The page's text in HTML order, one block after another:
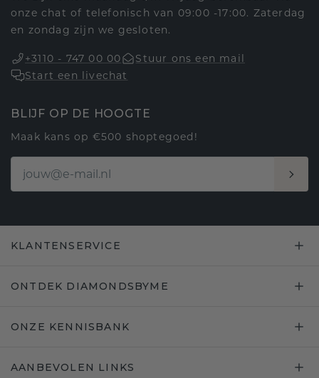
onze chat of telefonisch van 09:00 -17:00. Zaterdag
en zondag zijn we gesloten.
+3110 - 747 00 00
Stuur ons een mail
Start een livechat
BLIJF OP DE HOOGTE
Maak kans op €500 shoptegoed!
KLANTENSERVICE
ONTDEK DIAMONDSBYME
ONZE KENNISBANK
AANBEVOLEN LINKS